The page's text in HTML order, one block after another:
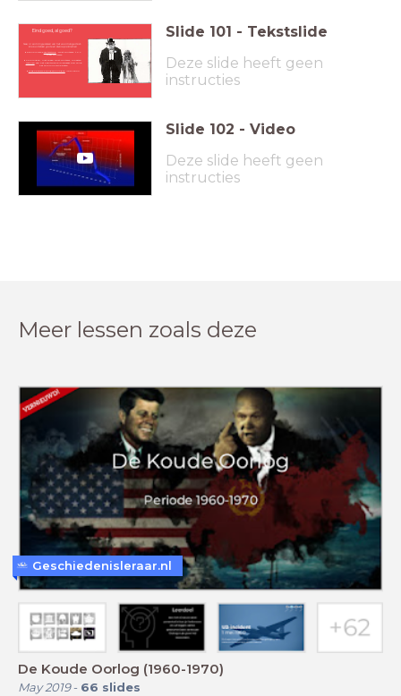
Eind goed, al goed?
Nee, in sommige delen van het voormalige Oost-
blok ontstaan grote en kleine problemen
Economischeachterstand
'Oost-Duitsers' t.o.v.
'West-Duitsers'
Sommigen, niet alleen Oost-Duitsers, moesten
wennenaan het kapitalisme(ongeveer 65% vond
het communisme beter)
Joegoslavische Burgeroorlogen(1991-2001)
Slide 101 - Tekstslide
Deze slide heeft geen
instructies
Slide 102 - Video
Deze slide heeft geen
instructies
Meer lessen zoals deze
De Koude Oorlog (1960-1970)
May 2019- 66 slides
Geschiedenisleraar.nl